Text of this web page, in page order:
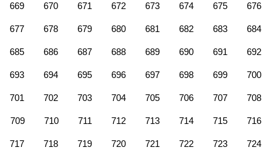
669 670 671 672 673 674 675 676
677 678 679 680 681 682 683 684
685 686 687 688 689 690 691 692
693 694 695 696 697 698 699 700
701 702 703 704 705 706 707 708
709 710 711 712 713 714 715 716
717 718 719 720 721 722 723 724